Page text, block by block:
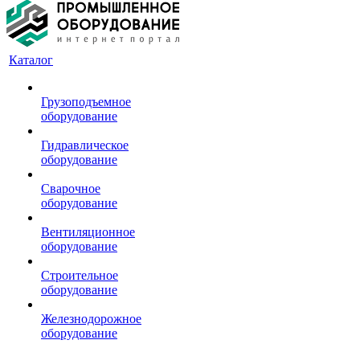
Каталог
Грузоподъемное
оборудование
Гидравлическое
оборудование
Сварочное
оборудование
Вентиляционное
оборудование
Строительное
оборудование
Железнодорожное
оборудование